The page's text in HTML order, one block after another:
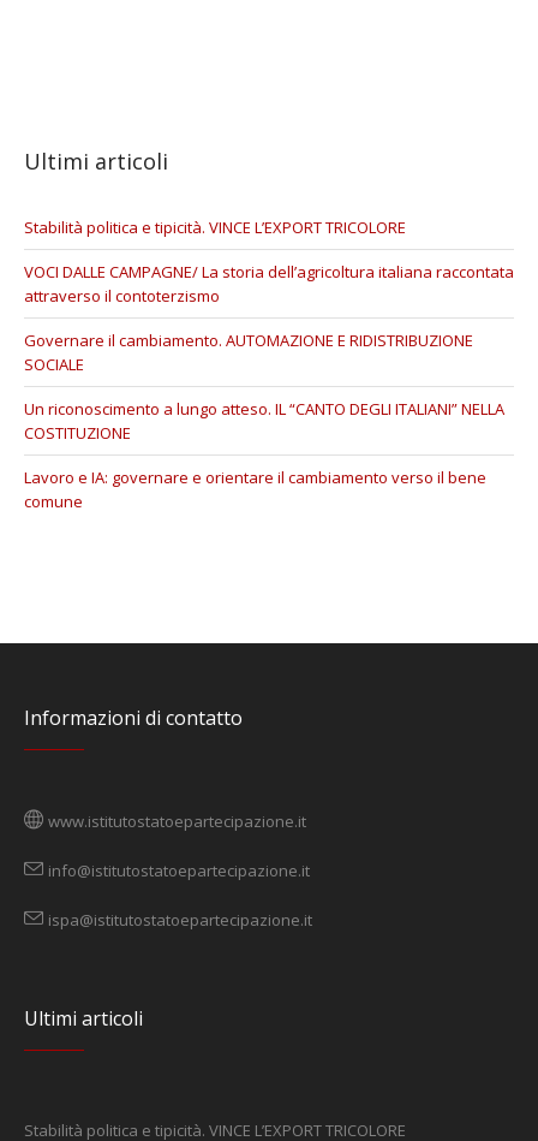
Ultimi articoli
Stabilità politica e tipicità. VINCE L’EXPORT TRICOLORE
VOCI DALLE CAMPAGNE/ La storia dell’agricoltura italiana raccontata
attraverso il contoterzismo
Governare il cambiamento. AUTOMAZIONE E RIDISTRIBUZIONE
SOCIALE
Un riconoscimento a lungo atteso. IL “CANTO DEGLI ITALIANI” NELLA
COSTITUZIONE
Lavoro e IA: governare e orientare il cambiamento verso il bene
comune
Informazioni di contatto
www.istitutostatoepartecipazione.it
info@istitutostatoepartecipazione.it
ispa@istitutostatoepartecipazione.it
Ultimi articoli
Stabilità politica e tipicità. VINCE L’EXPORT TRICOLORE